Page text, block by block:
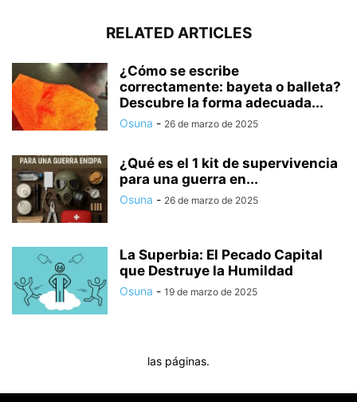
RELATED ARTICLES
¿Cómo se escribe
correctamente: bayeta o balleta?
Descubre la forma adecuada...
Osuna - 26 de marzo de 2025
¿Qué es el 1 kit de supervivencia
para una guerra en...
Osuna - 26 de marzo de 2025
La Superbia: El Pecado Capital
que Destruye la Humildad
Osuna - 19 de marzo de 2025
las páginas.